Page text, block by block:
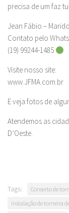
precisa de um faz
Jean Fábio –
Contato pelo
(19) 99244-1485
Visite nosso site:
www.JFMA.com.br
E veja fotos de
Atendemos as
D’Oeste.
Tags: Conserto de
instalação de torneira